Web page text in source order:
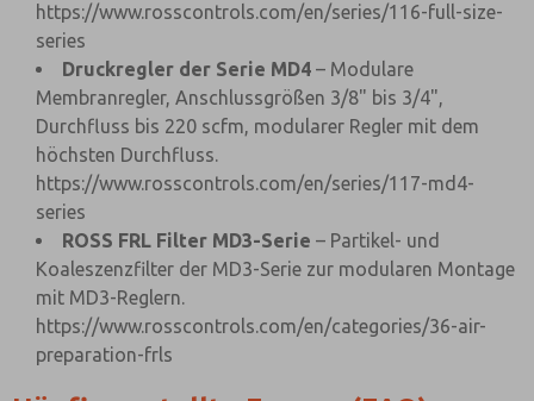
https://www.rosscontrols.com/en/series/116-full-size-
series
Druckregler der Serie MD4 – Modulare
Membranregler, Anschlussgrößen 3/8" bis 3/4",
Durchfluss bis 220 scfm, modularer Regler mit dem
höchsten Durchfluss.
https://www.rosscontrols.com/en/series/117-md4-
series
ROSS FRL Filter MD3-Serie – Partikel- und
Koaleszenzfilter der MD3-Serie zur modularen Montage
mit MD3-Reglern.
https://www.rosscontrols.com/en/categories/36-air-
preparation-frls